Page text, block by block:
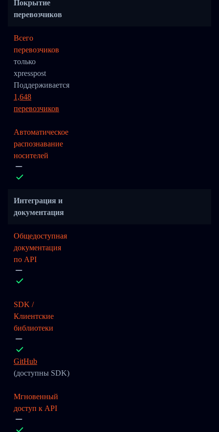
Покрытие
перевозчиков
Всего
перевозчиков
только
xpresspost
Поддерживается
1,648
перевозчиков
Автоматическое
распознавание
носителей
Интеграция и
документация
Общедоступная
документация
по API
SDK /
Клиентские
библиотеки
GitHub
(доступны SDK)
Мгновенный
доступ к API